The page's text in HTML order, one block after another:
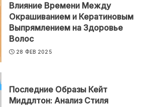
Влияние Времени Между
Окрашиванием и Кератиновым
Выпрямлением на Здоровье
Волос
28 ФЕВ 2025
Последние Образы Кейт
Миддлтон: Анализ Стиля